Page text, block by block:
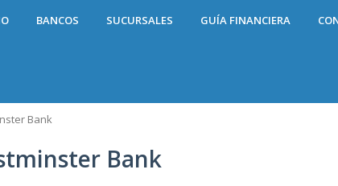
BANCOS SUCURSALES GUÍA FINANCIERA
Bank
Bank